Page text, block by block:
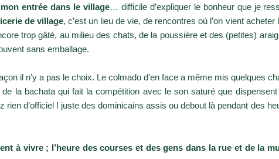
entrée dans le village… difficile d’expliquer le bonheur que je
de village, c’est un lieu de vie, de rencontres où l’on vient
trop gâté, au milieu des chats, de la poussière et des (petites)
sans emballage.
il n’y a pas le choix. Le colmado d’en face a même mis quelques
la bachata qui fait la compétition avec le son saturé que
rien d’officiel ! juste des dominicains assis ou debout là pendant des
à vivre ; l’heure des courses et des gens dans la rue et de la